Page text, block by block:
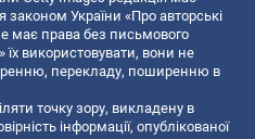
України «Про авторські
має права без письмового
використовувати, вони не
перекладу, поширенню в
точку зору, викладену в
інформації, опублікованої